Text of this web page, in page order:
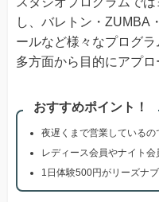
し、バレトン・ZUMBA
ールなど様々なプログラ
多方面から目的にアプロ
おすすめポイント！
夜遅くまで営業している
レディース会員やナイト
1日体験500円がリーズナ